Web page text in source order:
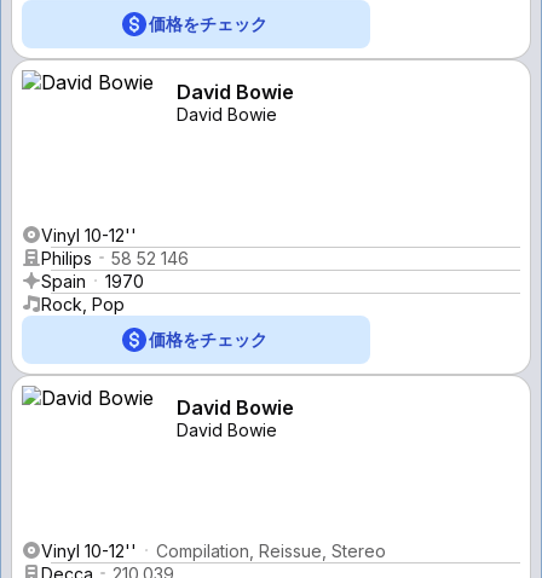
価格をチェック
David Bowie
David Bowie
Vinyl 10-12''
Philips
58 52 146
Spain
1970
Rock, Pop
価格をチェック
David Bowie
David Bowie
Vinyl 10-12''
Compilation, Reissue, Stereo
Decca
210.039